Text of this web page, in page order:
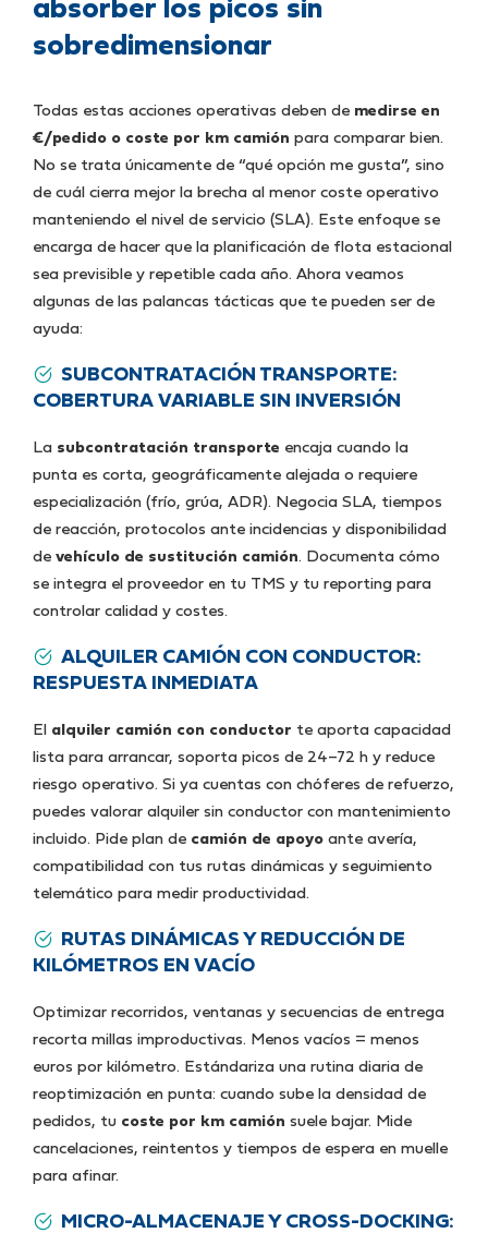
absorber los picos sin
sobredimensionar
Todas estas acciones operativas deben de medirse en
€/pedido o coste por km camión para comparar bien.
No se trata únicamente de “qué opción me gusta”, sino
de cuál cierra mejor la brecha al menor coste operativo
manteniendo el nivel de servicio (SLA). Este enfoque se
encarga de hacer que la planificación de flota estacional
sea previsible y repetible cada año. Ahora veamos
algunas de las palancas tácticas que te pueden ser de
ayuda:
SUBCONTRATACIÓN TRANSPORTE:
COBERTURA VARIABLE SIN INVERSIÓN
La subcontratación transporte encaja cuando la
punta es corta, geográficamente alejada o requiere
especialización (frío, grúa, ADR). Negocia SLA, tiempos
de reacción, protocolos ante incidencias y disponibilidad
de vehículo de sustitución camión. Documenta cómo
se integra el proveedor en tu TMS y tu reporting para
controlar calidad y costes.
ALQUILER CAMIÓN CON CONDUCTOR:
RESPUESTA INMEDIATA
El alquiler camión con conductor te aporta capacidad
lista para arrancar, soporta picos de 24–72 h y reduce
riesgo operativo. Si ya cuentas con chóferes de refuerzo,
puedes valorar alquiler sin conductor con mantenimiento
incluido. Pide plan de camión de apoyo ante avería,
compatibilidad con tus rutas dinámicas y seguimiento
telemático para medir productividad.
RUTAS DINÁMICAS Y REDUCCIÓN DE
KILÓMETROS EN VACÍO
Optimizar recorridos, ventanas y secuencias de entrega
recorta millas improductivas. Menos vacíos = menos
euros por kilómetro. Estándariza una rutina diaria de
reoptimización en punta: cuando sube la densidad de
pedidos, tu coste por km camión suele bajar. Mide
cancelaciones, reintentos y tiempos de espera en muelle
para afinar.
MICRO-ALMACENAJE Y CROSS-DOCKING: